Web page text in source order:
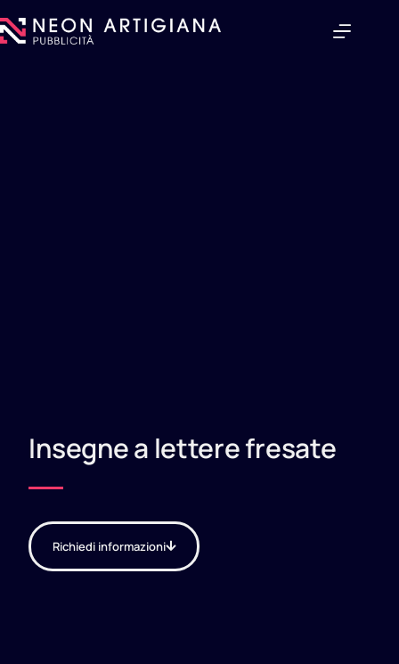
Insegne a lettere fresate
Richiedi informazioni